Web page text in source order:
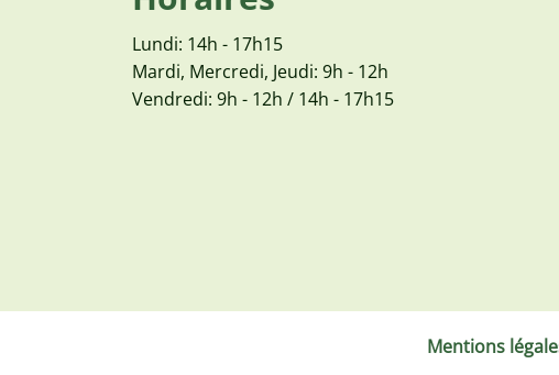
Lundi: 14h - 17h15
Mardi, Mercredi, Jeudi: 9h - 12h
Vendredi: 9h - 12h / 14h - 17h15
Mentions